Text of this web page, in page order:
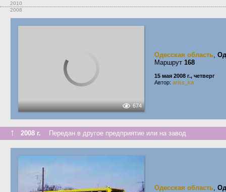
2010
2008
674
Одесская область,
Маршрут 168
15 мая 2008 г., четверг
Автор: ariss_ka
↑ 2008 г. Передан в другое предприятие или на завод
Одесская область,